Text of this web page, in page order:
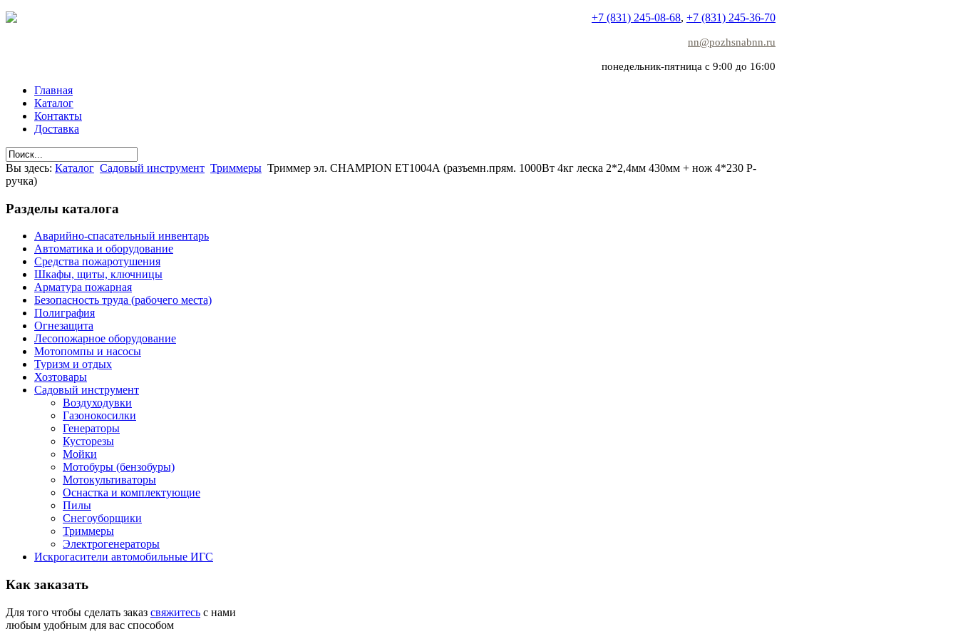
+7 (831) 245-08-68, +7 (831) 245-36-70
nn@pozhsnabnn.ru
понедельник-пятница с 9:00 до 16:00
Главная
Каталог
Контакты
Доставка
Вы здесь: Каталог Садовый инструмент Триммеры Триммер эл. CHAMPION ET1004А (разъемн.прям. 1000Вт 4кг леска 2*2,4мм 430мм + нож 4*230 P-
ручка)
Разделы каталога
Аварийно-спасательный инвентарь
Автоматика и оборудование
Средства пожаротушения
Шкафы, щиты, ключницы
Арматура пожарная
Безопасность труда (рабочего места)
Полиграфия
Огнезащита
Лесопожарное оборудование
Мотопомпы и насосы
Туризм и отдых
Хозтовары
Садовый инструмент
Воздуходувки
Газонокосилки
Генераторы
Кусторезы
Мойки
Мотобуры (бензобуры)
Мотокультиваторы
Оснастка и комплектующие
Пилы
Снегоуборщики
Триммеры
Электрогенераторы
Искрогасители автомобильные ИГС
Как заказать
Для того чтобы сделать заказ свяжитесь с нами
любым удобным для вас способом